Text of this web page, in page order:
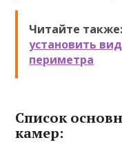
Читайте также:
установить
периметра
Список
камер: